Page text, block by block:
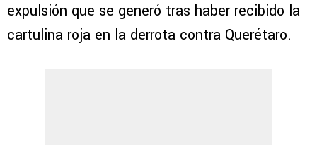
expulsión que se generó tras haber recibido la
cartulina roja en la derrota contra Querétaro.